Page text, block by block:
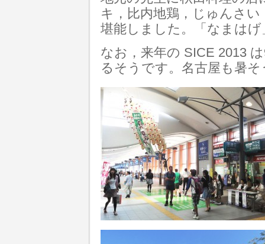
キ，比内地鶏，じゅんさ
堪能しました。「なまは
なお，来年の SICE 2013
るそうです。名古屋も暑